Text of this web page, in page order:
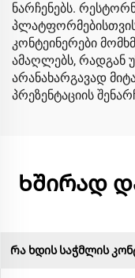
ნარჩენებს.
კონტეინერები
ამაღლებს, რადგან
არანახარგავად
პრეზენტაციის
Ხშირად
Რა ხდის საჭმლის